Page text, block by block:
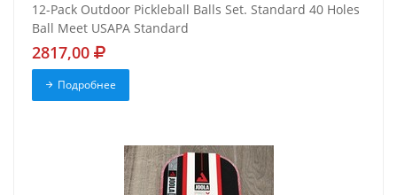
12-Pack Outdoor Pickleball Balls Set. Standard 40 Holes
Ball Meet USAPA Standard
2817,00
Подробнее